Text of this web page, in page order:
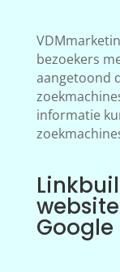
bezoekers
aangetoond
informatie
Google